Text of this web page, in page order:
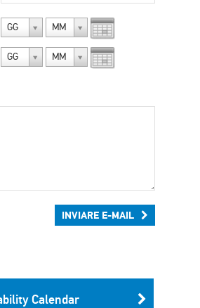
GG MM
GG MM
INVIARE E-MAIL
Calendar